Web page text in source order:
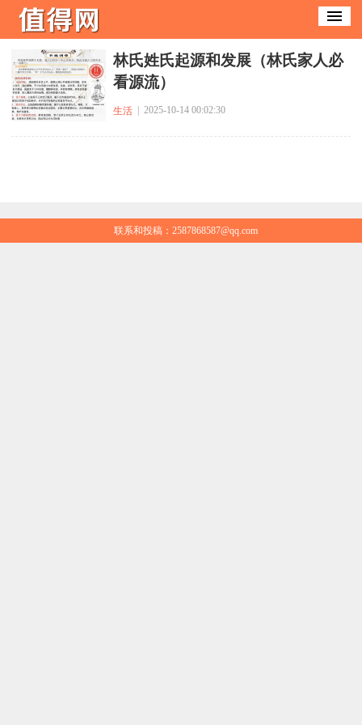
林氏姓氏起源和发展（林氏家人必
看源流）
生活 | 2025-10-14 00:02:30
联系和投稿：2587868587@qq.com